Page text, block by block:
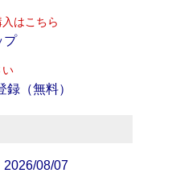
はこちら
プ
い
録（無料）
08/07